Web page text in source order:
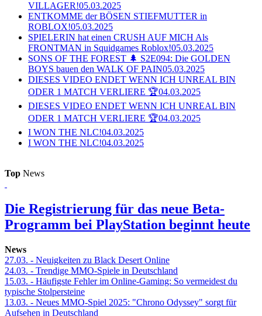
VILLAGER!05.03.2025
ENTKOMME der BÖSEN STIEFMUTTER in
ROBLOX!05.03.2025
SPIELERIN hat einen CRUSH AUF MICH Als
FRONTMAN in Squidgames Roblox!05.03.2025
SONS OF THE FOREST 🌲 S2E094: Die GOLDEN
BOYS bauen den WALK OF PAIN05.03.2025
DIESES VIDEO ENDET WENN ICH UNREAL BIN
ODER 1 MATCH VERLIERE 🏆04.03.2025
DIESES VIDEO ENDET WENN ICH UNREAL BIN
ODER 1 MATCH VERLIERE 🏆04.03.2025
I WON THE NLC!04.03.2025
I WON THE NLC!04.03.2025
Top News
Die Registrierung für das neue Beta-
Programm bei PlayStation beginnt heute
News
27.03. - Neuigkeiten zu Black Desert Online
24.03. - Trendige MMO-Spiele in Deutschland
15.03. - Häufigste Fehler im Online-Gaming: So vermeidest du
typische Stolpersteine
13.03. - Neues MMO-Spiel 2025: "Chrono Odyssey" sorgt für
Aufsehen in Deutschland